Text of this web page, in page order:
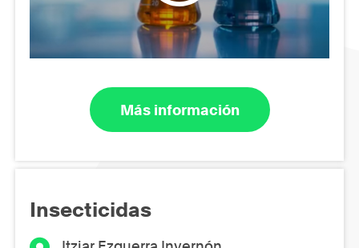
Más información
Insecticidas